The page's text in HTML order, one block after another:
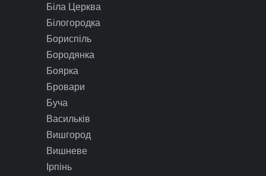
Біла Церква
Білогородка
Бориспіль
Бородянка
Боярка
Бровари
Буча
Васильків
Вишгород
Вишневе
Ірпінь